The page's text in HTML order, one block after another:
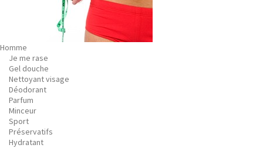
Homme
Je me rase
Gel douche
Nettoyant visage
Déodorant
Parfum
Minceur
Sport
Préservatifs
Hydratant